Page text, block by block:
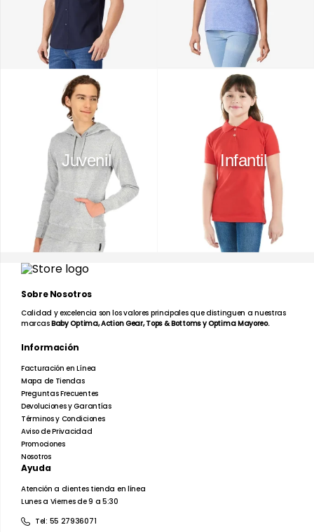
Juvenil Infantil
Sobre Nosotros
Calidad y excelencia son los valores principales que distinguen a nuestras
marcasBaby Optima, Action Gear, Tops & Bottoms y Optima Mayoreo.
Información
Facturación en Línea
Mapa de Tiendas
Preguntas Frecuentes
Devoluciones y Garantías
Términos y Condiciones
Aviso de Privacidad
Promociones
Nosotros
Ayuda
Atención a clientes tienda en línea
Lunes a Viernes de 9 a 5:30
Tel: 55 27936071